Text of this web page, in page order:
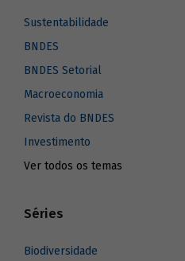
Sustentabilidade
BNDES
BNDES Setorial
Macroeconomia
Revista do BNDES
Investimento
Ver todos os temas
Séries
Biodiversidade